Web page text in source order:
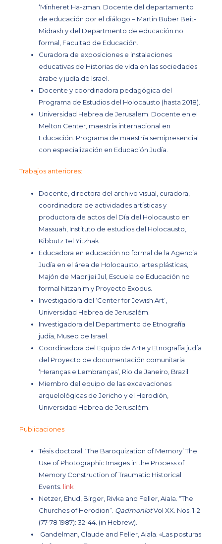
‘Minheret Ha-zman. Docente del departamento
de educación por el diálogo – Martin Buber Beit-
Midrash y del Departmento de educación no
formal, Facultad de Educación.
Curadora de exposiciones e instalaciones
educativas de Historias de vida en las sociedades
árabe y judía de Israel.
Docente y coordinadora pedagógica del
Programa de Estudios del Holocausto (hasta 2018).
Universidad Hebrea de Jerusalem. Docente en el
Melton Center, maestría internacional en
Educación. Programa de maestría semipresencial
con especialización en Educación Judía.
Trabajos anteriores:
Docente, directora del archivo visual, curadora,
coordinadora de actividades artísticas y
productora de actos del Día del Holocausto en
Massuah , Instituto de estudios del Holocausto,
Kibbutz Tel Yitzhak.
Educadora en educación no formal de la Agencia
Judía en el área de Holocausto, artes plásticas,
Majón de Madrijei Jul, Escuela de Educación no
formal Nitzanim y Proyecto Exodus.
Investigadora del ‘Center for Jewish Art’,
Universidad Hebrea de Jerusalém.
Investigadora del Departmento de Etnografía
judía, Museo de Israel.
Coordinadora del Equipo de Arte y Etnografía judía
del Proyecto de documentación comunitaria
‘Heranças e Lembranças’, Rio de Janeiro, Brazil
Miembro del equipo de las excavaciones
arquelológicas de Jericho y el Herodión,
Universidad Hebrea de Jerusalém.
Publicaciones
Tésis doctoral: ‘The Baroquization of Memory’The
Use of Photographic Images in the Process of
Memory Construction of Traumatic Historical
Events. link
Netzer, Ehud, Birger, Rivka and Feller, Aiala. “The
Churches of Herodion”. QadmoniotVol XX. Nos. 1-2
(77-78 1987): 32-44. (in Hebrew).
Gandelman, Claude and Feller, Aiala. «Las posturas